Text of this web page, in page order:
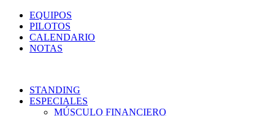
EQUIPOS
PILOTOS
CALENDARIO
NOTAS
STANDING
ESPECIALES
MÚSCULO FINANCIERO